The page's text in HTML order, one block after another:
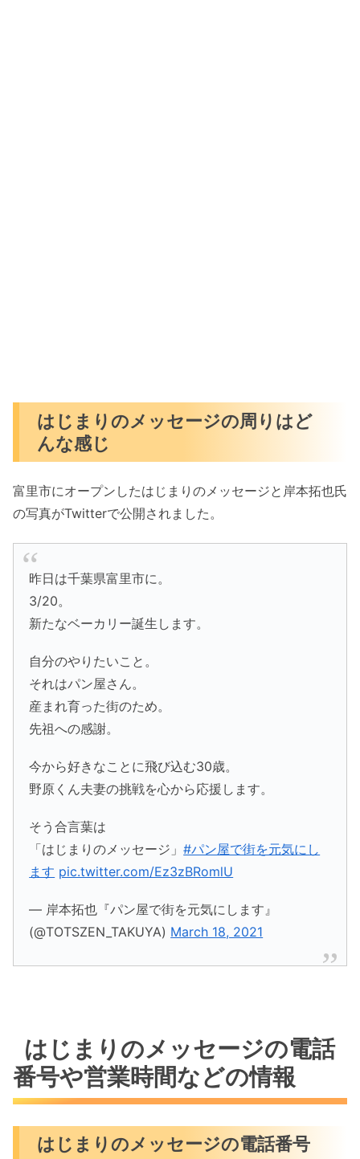
はじまりのメッセージの周りはど
んな感じ
富里市にオープンしたはじまりのメッセージと岸本拓也氏
の写真がTwitterで公開されました。
昨日は千葉県富里市に。
3/20。
新たなベーカリー誕生します。
自分のやりたいこと。
それはパン屋さん。
産まれ育った街のため。
先祖への感謝。
今から好きなことに飛び込む30歳。
野原くん夫妻の挑戦を心から応援します。
そう合言葉は
「はじまりのメッセージ」#パン屋で街を元気にし
ます pic.twitter.com/Ez3zBRomlU
— 岸本拓也『パン屋で街を元気にします』
(@TOTSZEN_TAKUYA) March 18, 2021
はじまりのメッセージの電話
番号や営業時間などの情報
はじまりのメッセージの電話番号